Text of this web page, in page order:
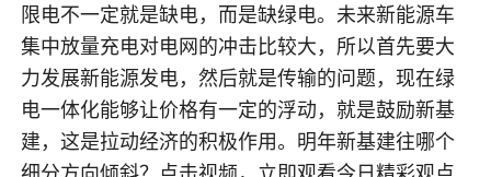
限电不一定就是缺电，而是缺绿电。未来新能源车
集中放量充电对电网的冲击比较大，所以首先要大
力发展新能源发电，然后就是传输的问题，现在绿
电一体化能够让价格有一定的浮动，就是鼓励新基
建，这是拉动经济的积极作用。明年新基建往哪个